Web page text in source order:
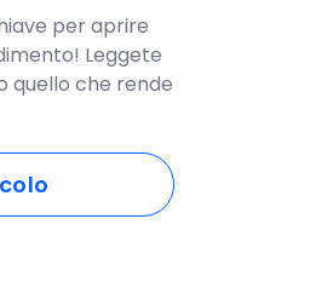
per aprire
Leggete
quello che rende